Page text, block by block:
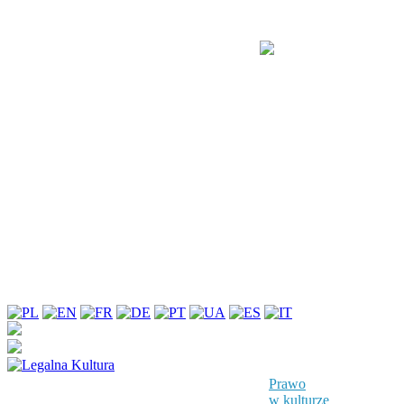
Prawo
w kulturze